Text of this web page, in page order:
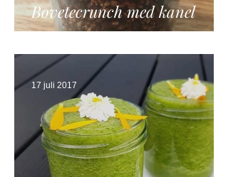
Bovetecrunch med kanel
17 juli 2017